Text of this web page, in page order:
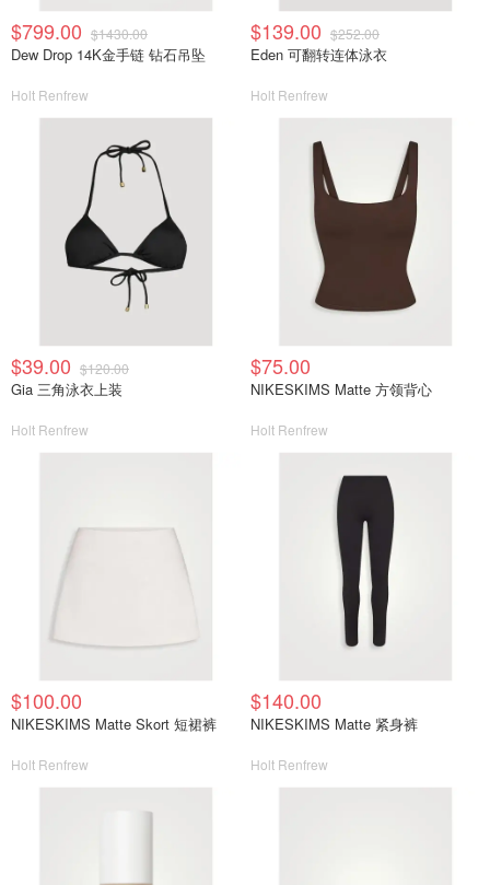
$799.00 $1430.00
Dew Drop 14K金手链 钻石吊坠
Holt Renfrew
$139.00 $252.00
Eden 可翻转连体泳衣
Holt Renfrew
$39.00 $120.00
Gia 三角泳衣上装
Holt Renfrew
$75.00
NIKESKIMS Matte 方领背心
Holt Renfrew
$100.00
NIKESKIMS Matte Skort 短裙裤
Holt Renfrew
$140.00
NIKESKIMS Matte 紧身裤
Holt Renfrew